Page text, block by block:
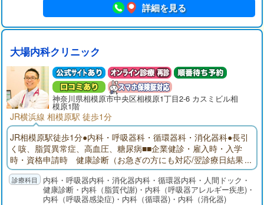
詳細を見る
大場内科クリニック
神奈川県相模原市中央区相模原1丁目2-6 カスミビル相
模原1階
JR横浜線 相模原駅 徒歩1分
JR相模原駅徒歩1分●内科・呼吸器科・循環器科・消化器科●長引
く咳、脂質異常症、高血圧、糖尿病■■企業健診・雇入時・入学
時・資格申請時 健康診断（お急ぎの方にも対応/翌診療日結果
お渡し/￥9180(税込)/ウィルス抗体検査、B型肝炎抗原・抗体、
便検査、T-スポット検査可能）詳しくは『企業健診・健康診断』
をご覧ください■■
内科・呼吸器内科・消化器内科・循環器内科・人間ドック・
健康診断・内科（脂質代謝)・内科（呼吸器アレルギー疾患)・
内科（呼吸器感染症)・内科（循環器)・内科（消化器)